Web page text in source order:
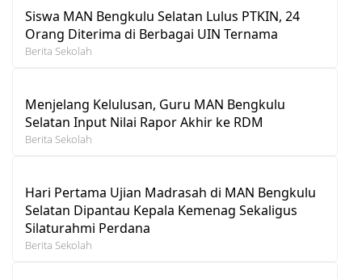
Siswa MAN Bengkulu Selatan Lulus PTKIN, 24
Orang Diterima di Berbagai UIN Ternama
Berita Sekolah
Menjelang Kelulusan, Guru MAN Bengkulu
Selatan Input Nilai Rapor Akhir ke RDM
Berita Sekolah
Hari Pertama Ujian Madrasah di MAN Bengkulu
Selatan Dipantau Kepala Kemenag Sekaligus
Silaturahmi Perdana
Berita Sekolah